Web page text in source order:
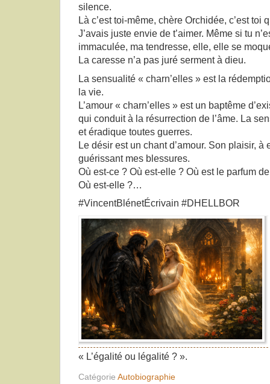
silence.
Là c’est toi-même, chère Orchidée, c’est toi
J’avais juste envie de t’aimer. Même si tu
immaculée, ma tendresse, elle, elle se
La caresse n’a pas juré serment à dieu.
La sensualité « charn’elles » est la
la vie.
L’amour « charn’elles » est un baptême
qui conduit à la résurrection de l’âme. La
et éradique toutes guerres.
Le désir est un chant d’amour. Son plaisir, à
guérissant mes blessures.
Où est-ce ? Où est-elle ? Où est le parfum
Où est-elle ?…
#VincentBlénetÉcrivain #DHELLBOR
« L’égalité ou légalité ? ».
Catégorie Autobiographie